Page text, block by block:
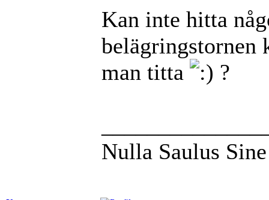
Kan inte hitta
belägringstornen
man titta
?
Nulla Saulus